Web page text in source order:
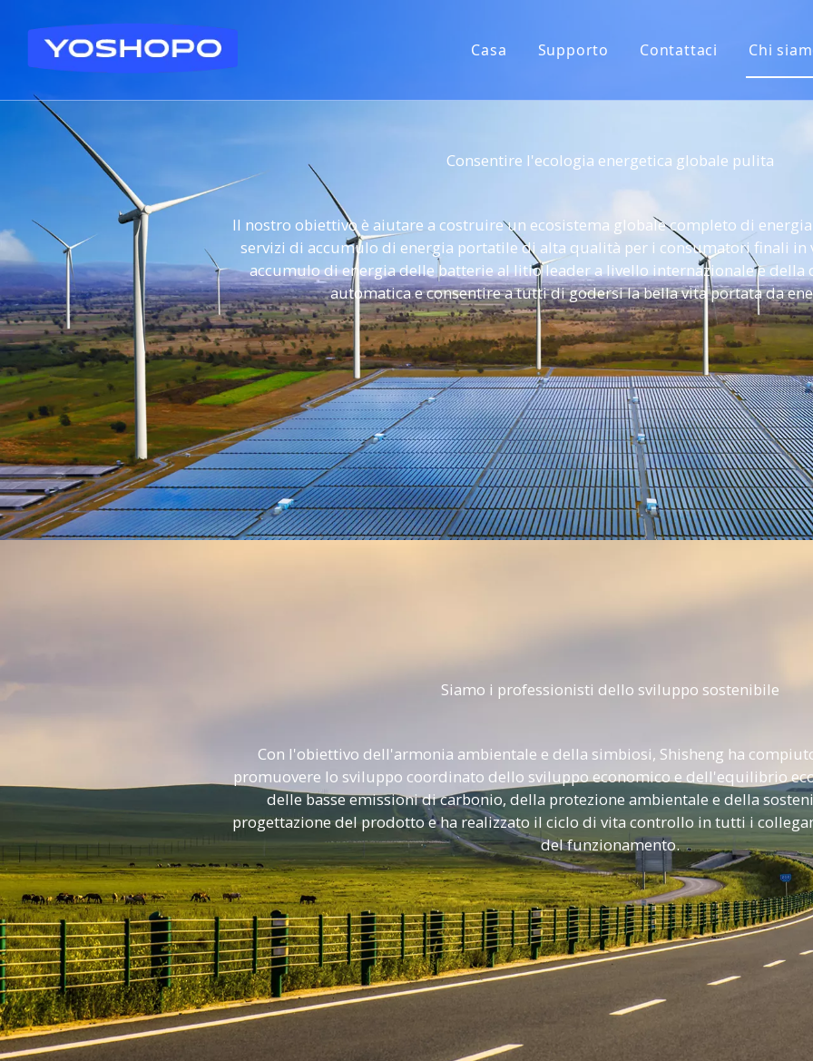
Casa Supporto
Registra prodotto
Contattaci Chi
Consentire l'ecologia energetica globale pulita
Il nostro obiettivo è aiutare a costruire un ecosistema globale completo di
servizi di accumulo di energia portatile di alta qualità per i consumatori finali
accumulo di energia delle batterie al litio leader a livello internazionale e della
automatica e consentire a tutti di godersi la bella vita portata da
Siamo i professionisti dello sviluppo sostenibile
Con l'obiettivo dell'armonia ambientale e della simbiosi, Shisheng ha
promuovere lo sviluppo coordinato dello sviluppo economico e dell'equilibrio
delle basse emissioni di carbonio, della protezione ambientale e della
progettazione del prodotto e ha realizzato il ciclo di vita controllo in tutti i
del funzionamento.